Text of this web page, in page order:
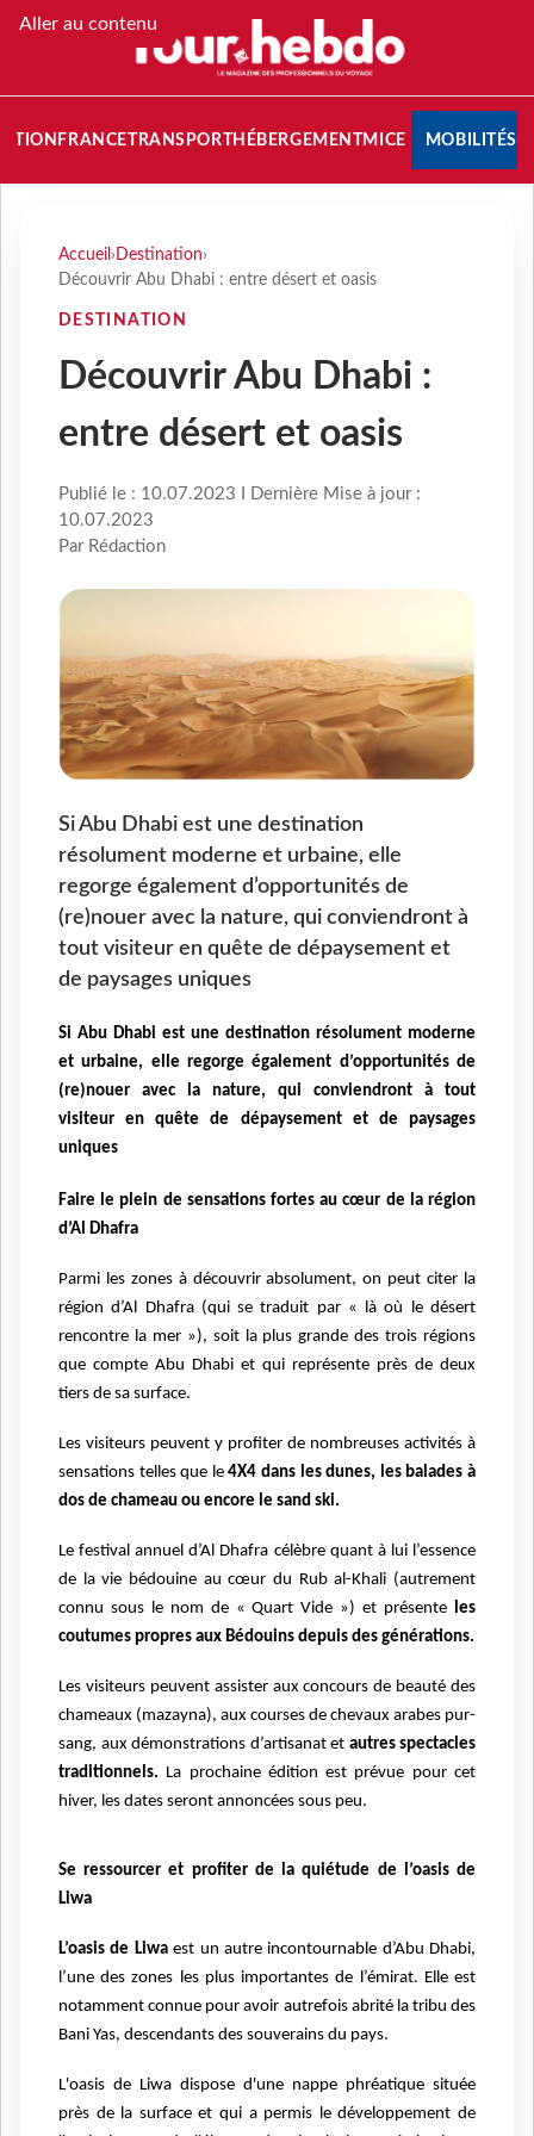
Aller au contenu
FRANCETRANSPORT HÉBERGEMENTMICE MOBILITÉS
Accueil › Destination›
Découvrir Abu Dhabi : entre désert et oasis
DESTINATION
Découvrir Abu Dhabi :
entre désert et oasis
Publié le : 10.07.2023 I Dernière Mise à jour :
10.07.2023
Par Rédaction
Si Abu Dhabi est une destination
résolument moderne et urbaine, elle
regorge également d’opportunités de
(re)nouer avec la nature, qui conviendront à
tout visiteur en quête de dépaysement et
de paysages uniques
Si Abu Dhabi est une destination résolument moderne
et urbaine, elle regorge également d’opportunités de
(re)nouer avec la nature, qui conviendront à tout
visiteur en quête de dépaysement et de paysages
uniques
Faire le plein de sensations fortes au cœur de la région
d’Al Dhafra
Parmi les zones à découvrir absolument, on peut citer la
région d’Al Dhafra (qui se traduit par « là où le désert
rencontre la mer »), soit la plus grande des trois régions
que compte Abu Dhabi et qui représente près de deux
tiers de sa surface.
Les visiteurs peuvent y profiter de nombreuses activités à
sensations telles que le4X4 dans les dunes, les balades à
dos de chameau ou encore le sand ski.
Le festival annuel d’Al Dhafra célèbre quant à lui l’essence
de la vie bédouine au cœur du Rub al-Khali (autrement
connu sous le nom de « Quart Vide ») et présente les
coutumes propres aux Bédouins depuis des générations.
Les visiteurs peuvent assister aux concours de beauté des
chameaux (mazayna), aux courses de chevaux arabes pur-
sang, aux démonstrations d’artisanat et autres spectacles
traditionnels. La prochaine édition est prévue pour cet
hiver, les dates seront annoncées sous peu.
Se ressourcer et profiter de la quiétude de l’oasis de
Liwa
L’oasis de Liwaest un autre incontournable d’Abu Dhabi,
l’une des zones les plus importantes de l’émirat. Elle est
notamment connue pour avoir autrefois abrité la tribu des
Bani Yas, descendants des souverains du pays.
L'oasis de Liwa dispose d'une nappe phréatique située
près de la surface et qui a permis le développement de